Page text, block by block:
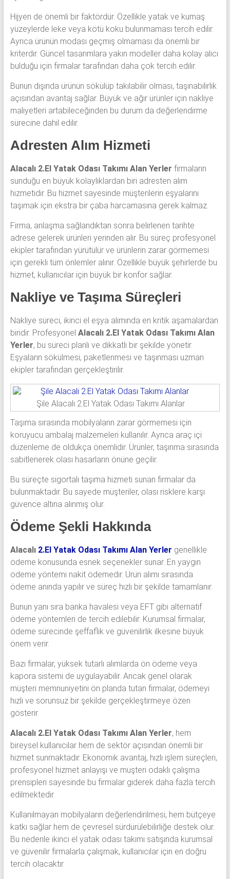
Hijyen de önemli bir faktördür. Özellikle yatak ve kumaş
yüzeylerde leke veya kötü koku bulunmaması tercih edilir.
Ayrıca ürünün modası geçmiş olmaması da önemli bir
kriterdir. Güncel tasarımlara yakın modeller daha kolay alıcı
bulduğu için firmalar tarafından daha çok tercih edilir.
Bunun dışında ürünün sökülüp takılabilir olması, taşınabilirlik
açısından avantaj sağlar. Büyük ve ağır ürünler için nakliye
maliyetleri artabileceğinden bu durum da değerlendirme
sürecine dahil edilir.
Adresten Alım Hizmeti
Alacalı 2.El Yatak Odası Takımı Alan Yerler firmaların
sunduğu en büyük kolaylıklardan biri adresten alım
hizmetidir. Bu hizmet sayesinde müşterilerin eşyalarını
taşımak için ekstra bir çaba harcamasına gerek kalmaz.
Firma, anlaşma sağlandıktan sonra belirlenen tarihte
adrese gelerek ürünleri yerinden alır. Bu süreç profesyonel
ekipler tarafından yürütülür ve ürünlerin zarar görmemesi
için gerekli tüm önlemler alınır. Özellikle büyük şehirlerde bu
hizmet, kullanıcılar için büyük bir konfor sağlar.
Nakliye ve Taşıma Süreçleri
Nakliye süreci, ikinci el eşya alımında en kritik aşamalardan
biridir. Profesyonel Alacalı 2.El Yatak Odası Takımı Alan
Yerler, bu süreci planlı ve dikkatli bir şekilde yönetir.
Eşyaların sökülmesi, paketlenmesi ve taşınması uzman
ekipler tarafından gerçekleştirilir.
Şile Alacalı 2.El Yatak Odası Takımı Alanlar
Taşıma sırasında mobilyaların zarar görmemesi için
koruyucu ambalaj malzemeleri kullanılır. Ayrıca araç içi
düzenleme de oldukça önemlidir. Ürünler, taşınma sırasında
sabitlenerek olası hasarların önüne geçilir.
Bu süreçte sigortalı taşıma hizmeti sunan firmalar da
bulunmaktadır. Bu sayede müşteriler, olası risklere karşı
güvence altına alınmış olur.
Ödeme Şekli Hakkında
Alacalı 2.El Yatak Odası Takımı Alan Yerler genellikle
ödeme konusunda esnek seçenekler sunar. En yaygın
ödeme yöntemi nakit ödemedir. Ürün alımı sırasında
ödeme anında yapılır ve süreç hızlı bir şekilde tamamlanır.
Bunun yanı sıra banka havalesi veya EFT gibi alternatif
ödeme yöntemleri de tercih edilebilir. Kurumsal firmalar,
ödeme sürecinde şeffaflık ve güvenilirlik ilkesine büyük
önem verir.
Bazı firmalar, yüksek tutarlı alımlarda ön ödeme veya
kapora sistemi de uygulayabilir. Ancak genel olarak
müşteri memnuniyetini ön planda tutan firmalar, ödemeyi
hızlı ve sorunsuz bir şekilde gerçekleştirmeye özen
gösterir.
Alacalı 2.El Yatak Odası Takımı Alan Yerler, hem
bireysel kullanıcılar hem de sektör açısından önemli bir
hizmet sunmaktadır. Ekonomik avantaj, hızlı işlem süreçleri,
profesyonel hizmet anlayışı ve müşteri odaklı çalışma
prensipleri sayesinde bu firmalar giderek daha fazla tercih
edilmektedir.
Kullanılmayan mobilyaların değerlendirilmesi, hem bütçeye
katkı sağlar hem de çevresel sürdürülebilirliğe destek olur.
Bu nedenle ikinci el yatak odası takımı satışında kurumsal
ve güvenilir firmalarla çalışmak, kullanıcılar için en doğru
tercih olacaktır.